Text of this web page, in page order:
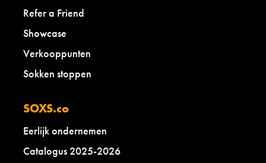
Refer a Friend
Showcase
Verkooppunten
Sokken stoppen
SOXS.co
Eerlijk ondernemen
Catalogus 2025-2026